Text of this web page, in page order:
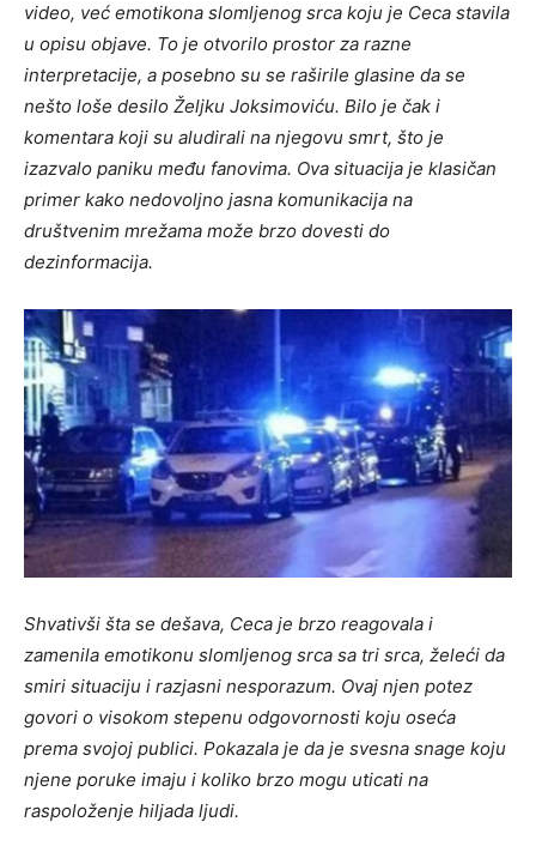
video, već emotikona slomljenog srca koju je Ceca stavila
u opisu objave. To je otvorilo prostor za razne
interpretacije, a posebno su se raširile glasine da se
nešto loše desilo Željku Joksimoviću. Bilo je čak i
komentara koji su aludirali na njegovu smrt, što je
izazvalo paniku među fanovima. Ova situacija je klasičan
primer kako nedovoljno jasna komunikacija na
društvenim mrežama može brzo dovesti do
dezinformacija.
Shvativši šta se dešava, Ceca je brzo reagovala i
zamenila emotikonu slomljenog srca sa tri srca, želeći da
smiri situaciju i razjasni nesporazum. Ovaj njen potez
govori o visokom stepenu odgovornosti koju oseća
prema svojoj publici. Pokazala je da je svesna snage koju
njene poruke imaju i koliko brzo mogu uticati na
raspoloženje hiljada ljudi.